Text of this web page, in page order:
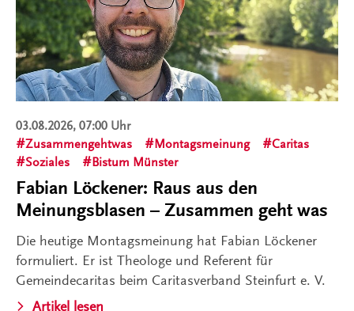
03.08.2026, 07:00 Uhr
Zusammengehtwas
Montagsmeinung
Caritas
Soziales
Bistum Münster
Fabian Löckener: Raus aus den
Meinungsblasen – Zusammen geht was
Die heutige Montagsmeinung hat Fabian Löckener
formuliert. Er ist Theologe und Referent für
Gemeindecaritas beim Caritasverband Steinfurt e. V.
Artikel lesen